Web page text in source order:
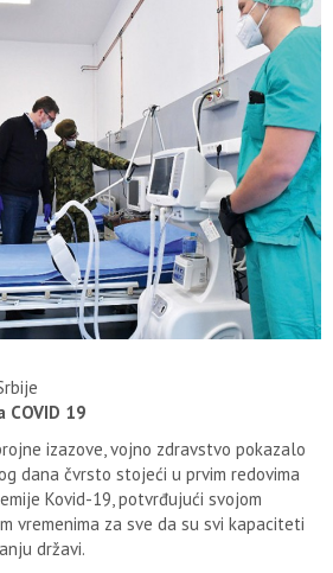
COVID 19
izazove, vojno zdravstvo pokazalo
dana čvrsto stojeći u prvim redovima
Kovid-19, potvrđujući svojom
vremenima za sve da su svi kapaciteti
državi.